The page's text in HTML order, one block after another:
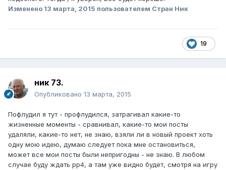
Изменено 13 марта, 2015 пользователем Стран Ник
19
ник 73.
Опубликовано 13 марта, 2015
Пофлудил я тут - профлудился, затрагивал какие-то
жизненные моменты - сравнивал, какие-то мои посты
удаляли, какие-то нет, не знаю, взяли ли в новый проект хоть
одну мою идею, думаю следует пока мне остановиться,
может все мои посты были непригодны - не знаю. В любом
случае буду ждать рр4, а там уже видно будет, смотря на игру